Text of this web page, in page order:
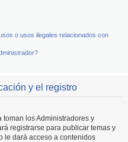
o usos ilegales relacionados con
y el registro
los Administradores y
registrarse para publicar temas y
le dará acceso a contenidos